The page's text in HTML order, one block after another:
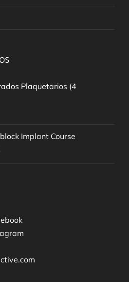
Plaquetarios (4
Implant Course
El
precio